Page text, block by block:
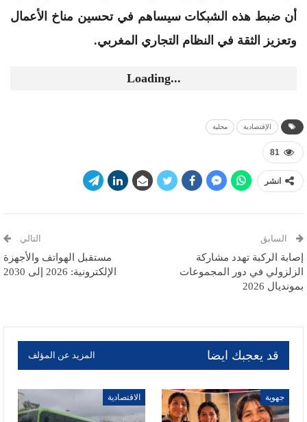
أن ضبط هذه الشبكات سيساهم في تحسين مناخ الأعمال
وتعزيز الثقة في النظام التجاري المغربي.
Loading...
الإقتصادية محلية
81
انشر
السابق
إصابة الركبة تهدد مشاركة
الزلزولي في دور المجموعات
بمونديال 2026
التالي
مستقبل الهواتف والأجهزة
الإلكترونية: 2026 إلى 2030
قد يعجبك ايضا المزيد عن المؤلف
جهوية الاقتصادية